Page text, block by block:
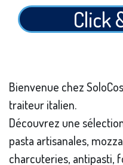
Click
Bienvenue chez
traiteur italien.
Découvrez une
pasta artisanales,
charcuteries, antipasti,